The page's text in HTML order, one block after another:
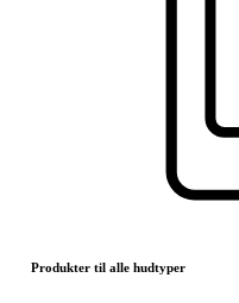
Produkter til alle hudtyper